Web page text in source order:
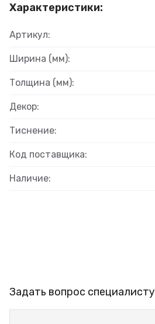
Характеристики:
Артикул:
Ширина (мм):
Толщина (мм):
Декор:
Тиснение:
Код поставщика:
Наличие:
Задать вопрос специалисту